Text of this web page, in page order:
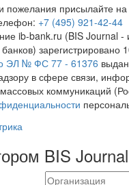
пожелания присылайте на
+7 (495) 921-42-44
ib-bank.ru (BIS Journal
зарегистрировано
ЭЛ № ФС 77 - 61376
в сфере связи,
коммуникаций
BIS Journal